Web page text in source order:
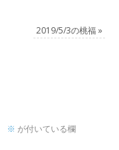
2019/5/3の桃福»
※ が付いている欄